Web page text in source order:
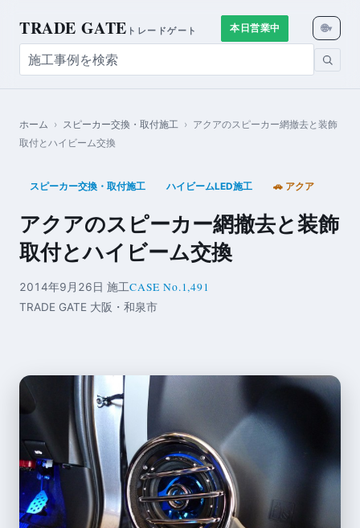
TRADE GATE トレードゲート 本日営業中 🌐▾
ホーム › スピーカー交換・取付施工 › アクアのスピーカー網撤去と装飾
取付とハイビーム交換
スピーカー交換・取付施工 ハイビームLED施工 🚗 アクア
アクアのスピーカー網撤去と装飾
取付とハイビーム交換
2014年9月26日 施工CASE No.1,491
TRADE GATE 大阪・和泉市